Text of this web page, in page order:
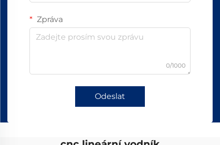
Zpráva
0/1000
Odeslat